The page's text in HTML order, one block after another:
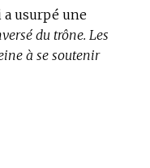
a usurpé une
du trône. Les
à se soutenir